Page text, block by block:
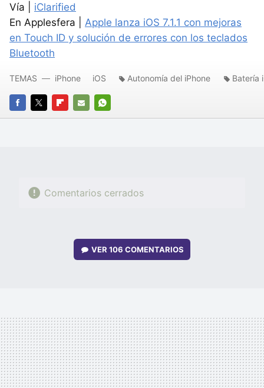
Vía | iClarified
En Applesfera | Apple lanza iOS 7.1.1 con mejoras
en Touch ID y solución de errores con los teclados
Bluetooth
FACEBOOK
TWITTERFLIPBOARD
E-
WHATSAPP
TEMAS iPhone iOS Autonomía del iPhone Batería
Comentarios cerrados
VER106 COMENTARIOS